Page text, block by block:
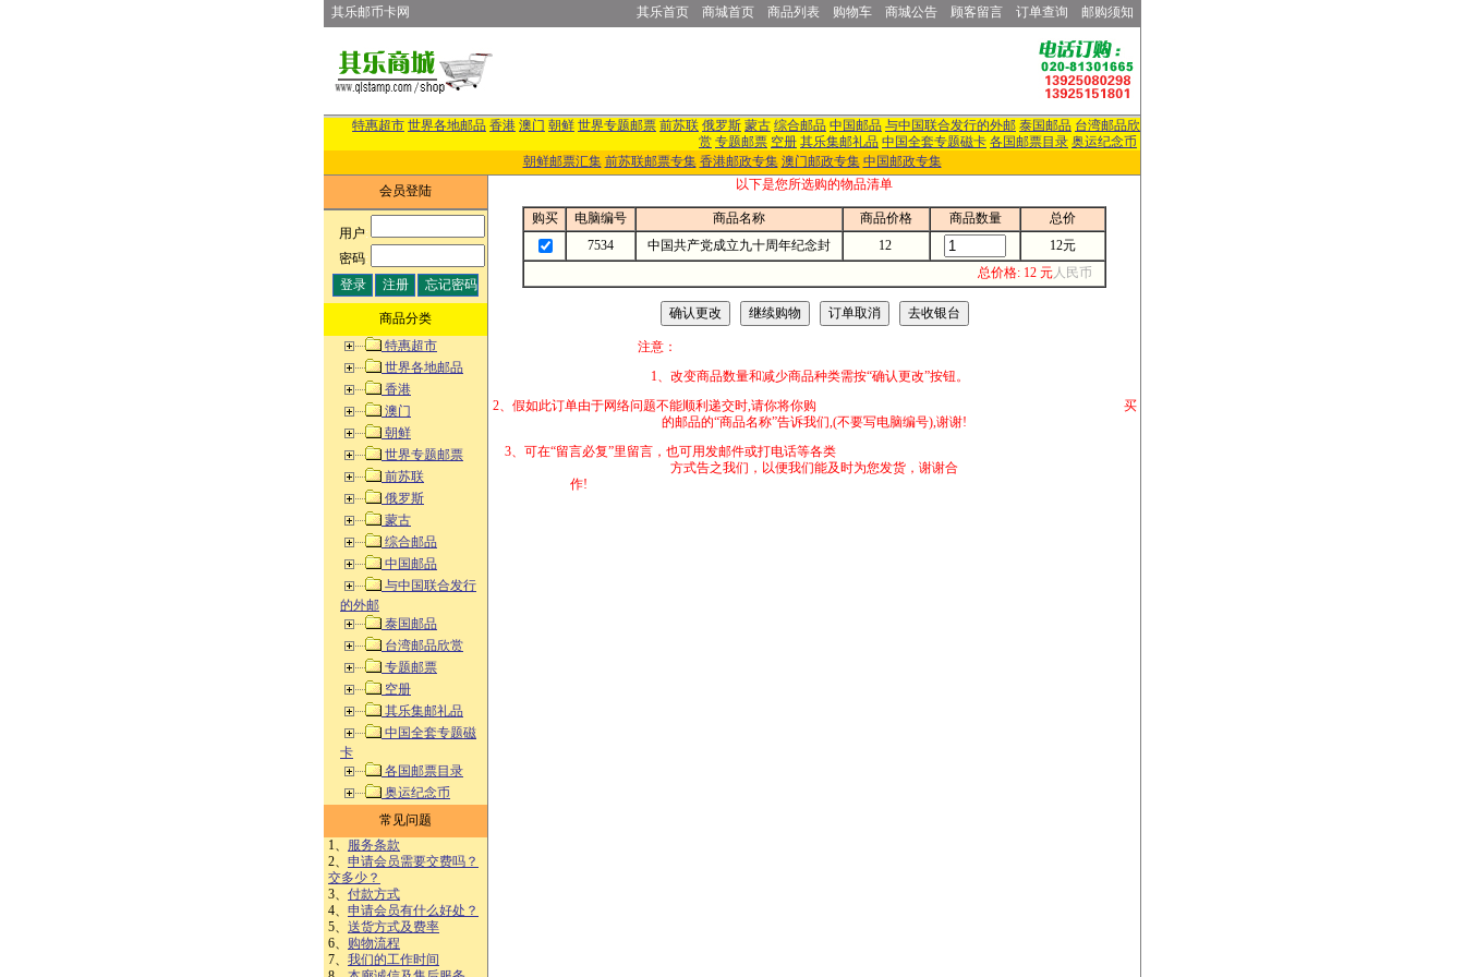
其乐邮币卡网 其乐首页 商城首页 商品列表 购物车 商城公告 顾客留言 订单查询 邮购须知
特惠超市 世界各地邮品 香港 澳门 朝鲜 世界专题邮票 前苏联 俄罗斯 蒙古 综合邮品 中国邮品 与中国联合发行的外邮 泰国邮品 台湾邮品欣
赏 专题邮票 空册 其乐集邮礼品 中国全套专题磁卡 各国邮票目录 奥运纪念币
朝鲜邮票汇集 前苏联邮票专集 香港邮政专集 澳门邮政专集 中国邮政专集
会员登陆
用户:
密码:
商品分类
特惠超市
世界各地邮品
香港
澳门
朝鲜
世界专题邮票
前苏联
俄罗斯
蒙古
综合邮品
中国邮品
与中国联合发行
的外邮
泰国邮品
台湾邮品欣赏
专题邮票
空册
其乐集邮礼品
中国全套专题磁
卡
各国邮票目录
奥运纪念币
常见问题
1、 服务条款
2、 申请会员需要交费吗？
交多少？
3、 付款方式
4、 申请会员有什么好处？
5、 送货方式及费率
6、 购物流程
7、 我们的工作时间
以下是您所选购的物品清单
购买 电脑编号 商品名称 商品价格 商品数量
总价
7534
中国共产党成立九十周年纪念封 12
12元
总价格: 12 元人民币
注意：
1、改变商品数量和减少商品种类需按“确认更改”按钮。
2、假如此订单由于网络问题不能顺利递交时,请你将你购 买
的邮品的“商品名称”告诉我们,(不要写电脑编号),谢谢!
3、可在“留言必复”里留言，也可用发邮件或打电话等各类
方式告之我们，以便我们能及时为您发货，谢谢合
作!